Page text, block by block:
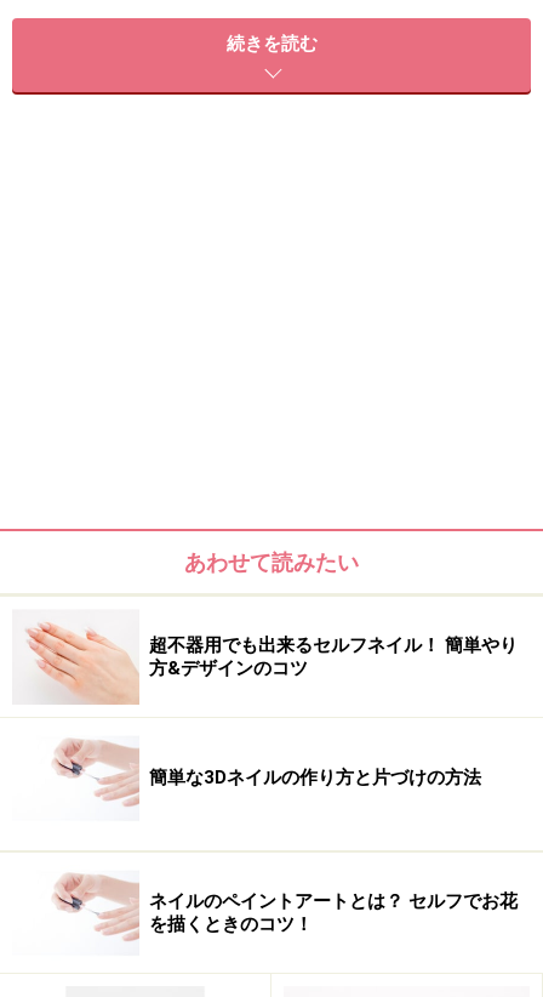
大人可愛い☆カラフルパステルネイル
人気のパステルで周りに差をつけるなら、色のチョイス
続きを読む
あわせて読みたい
超不器用でも出来るセルフネイル！ 簡単やり
方&デザインのコツ
簡単な3Dネイルの作り方と片づけの方法
ネイルのペイントアートとは？ セルフでお花
を描くときのコツ！